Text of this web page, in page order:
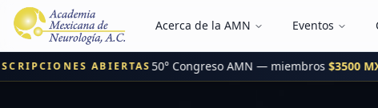
Acerca de la AMN Eventos
ABIERTAS50° Congreso AMN — miembros$3500 MXN